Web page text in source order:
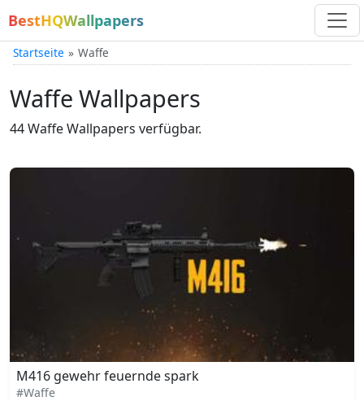
BestHQWallpapers
Startseite Waffe
Waffe Wallpapers
44 Waffe Wallpapers verfügbar.
M416 gewehr feuernde spark
#Waffe